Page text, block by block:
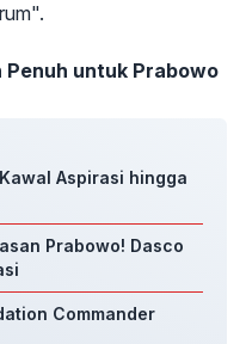
untuk Prabowo
Aspirasi hingga
Prabowo! Dasco
Commander